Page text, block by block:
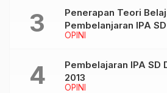
OPINI
Penerapan Teori
Pembelanjaran IPA SD
OPINI
Pembelajaran IPA SD
2013